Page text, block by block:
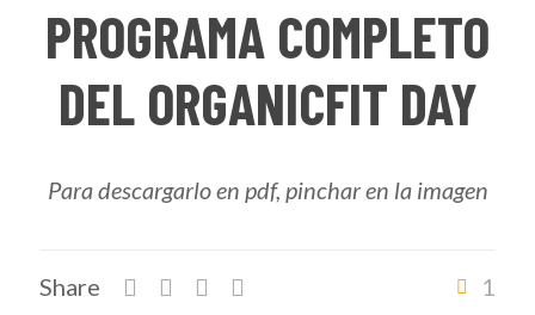
PROGRAMA COMPLETO
DEL ORGANICFIT DAY
Para descargarlo en pdf, pinchar en la imagen
Share 1